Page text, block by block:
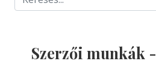
Szerzői munkák -